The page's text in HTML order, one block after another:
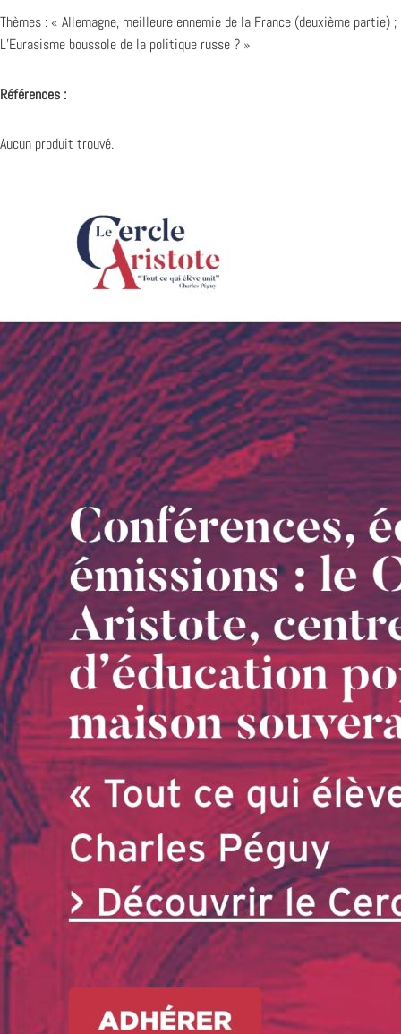
Thèmes : « Allemagne, meilleure ennemie de la France (deuxième partie) ;
L’Eurasisme boussole de la politique russe ? »
Références :
Aucun produit trouvé.